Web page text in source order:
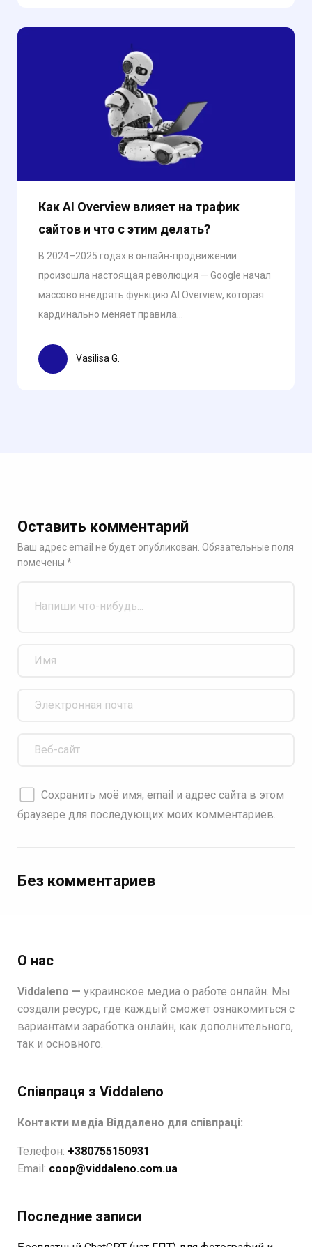
Как AI Overview влияет на трафик
сайтов и что с этим делать?
В 2024–2025 годах в онлайн-продвижении
произошла настоящая революция — Google начал
массово внедрять функцию AI Overview, которая
кардинально меняет правила...
Vasilisa G.
Оставить комментарий
Ваш адрес email не будет опубликован. Обязательные поля
помечены *
Сохранить моё имя, email и адрес сайта в этом
браузере для последующих моих комментариев.
Без комментариев
О нас
Viddaleno — украинское медиа о работе онлайн. Мы
создали ресурс, где каждый сможет ознакомиться с
вариантами заработка онлайн, как дополнительного,
так и основного.
Співпраця з Viddaleno
Контакти медіа Віддалено для співпраці:
Телефон: +380755150931
Email: coop@viddaleno.com.ua
Последние записи